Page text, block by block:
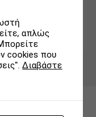
απλώς
cookies που
Διαβάστε